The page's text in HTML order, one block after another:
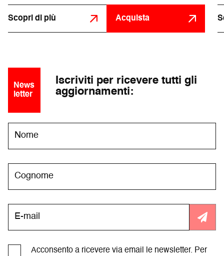
Scopri di più Acquista
News
letter
Iscriviti per ricevere tutti gli
aggiornamenti:
Acconsento a ricevere via email le newsletter. Per